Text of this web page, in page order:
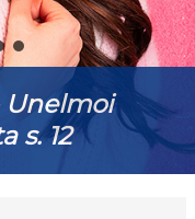
Unelmoi
s. 12